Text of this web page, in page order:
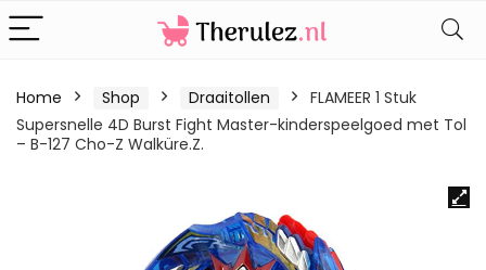
Home Shop Draaitollen
FLAMEER 1 Stuk
Supersnelle 4D Burst Fight Master-kinderspeelgoed met Tol
– B-127 Cho-Z Walküre.Z.